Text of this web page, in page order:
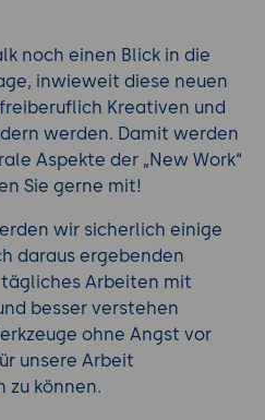
noch einen Blick in die
inwieweit diese neuen
Kreativen und
werden. Damit werden
Aspekte der „New Work“
Sie gerne mit!
wir sicherlich einige
daraus ergebenden
Arbeiten mit
besser verstehen
ohne Angst vor
unsere Arbeit
zu können.